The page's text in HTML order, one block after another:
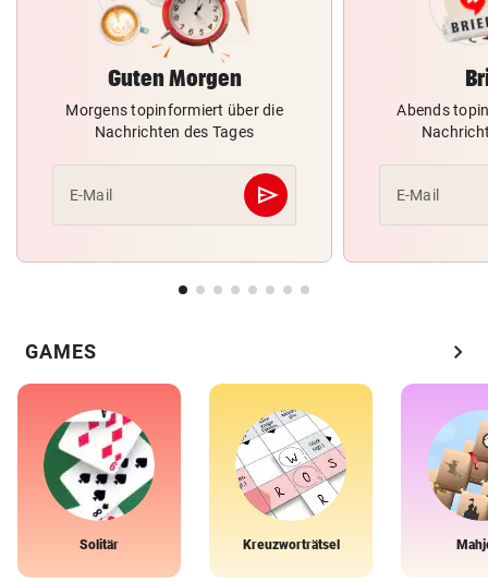
Guten Morgen
Morgens topinformiert über die
Nachrichten des Tages
E-Mail send
Abschicken
Abends
E-Mail
GAMES chevron_right
Solitär Kreuzworträtsel